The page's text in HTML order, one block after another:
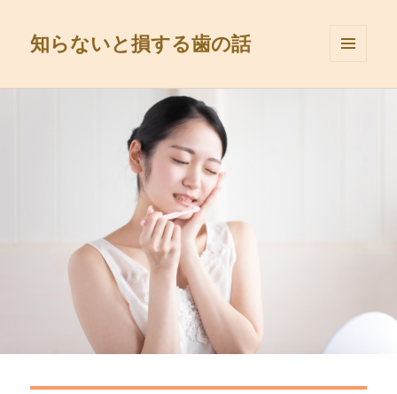
知らないと損する歯の話
ーとウ